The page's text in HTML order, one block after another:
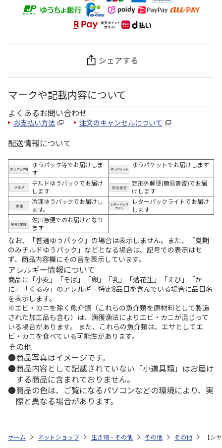
シェアする
マークや記載内容について
よくあるお問い合わせ
お支払い方法 注文のキャンセルについて
配送情報について
ゆうパック等でお届けしま
す
ゆうパケットでお届けします
チルドゆうパックでお届け
します
定形外郵便(簡易書留)でお届
けします
冷凍ゆうパックでお届けし
ます。
レターパックライトでお届け
します
佐川急便でのお届けとなり
ます
なお、「普通ゆうパック」の場合は表示しません。また、「夏期
のみチルドゆうパック」などとなる場合は、記号での表示はせ
ず、商品内容欄にその旨を表示しています。
アレルギー情報について
商品に「小麦」「そば」「卵」「乳」「落花生」「えび」「か
に」「くるみ」のアレルギー特定8品目を含んでいる場合に品目名
を表示します。
※エビ・カニを除く魚介類（これらの魚介類を原材料として製造
された加工品も含む）は、漁獲漁法によりエビ・カニが混じって
いる場合があります。 また、これらの魚介類は、エサとしてエ
ビ・カニを食べている可能性があります。
その他
商品写真はイメージです。
商品内容として記載されていない「小道具類」はお届け
する商品に含まれておりません。
商品の色は、ご覧になるパソコンなどの環境により、実
際と異なる場合があります。
ホーム ネットショップ 生き物・その他 その他 その他 【シ